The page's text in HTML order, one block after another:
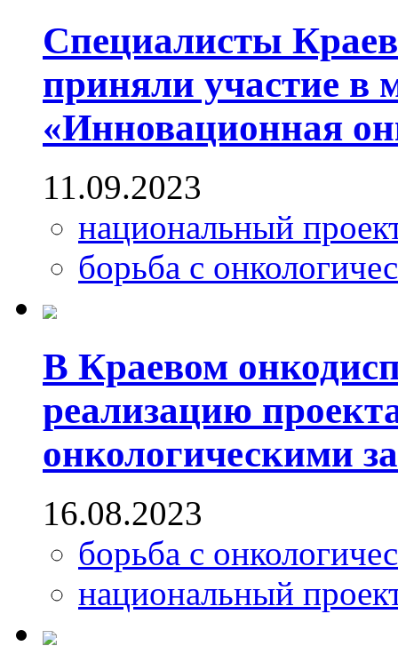
Специалисты
приняли участие в
«Инновационная
11.09.2023
национальный
борьба с
В Краевом
реализацию
онкологическими
16.08.2023
борьба с
национальный